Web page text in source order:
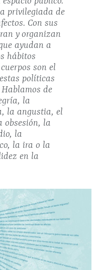
privilegiada de
Con sus
y organizan
ayudan a
hábitos
son el
políticas
de
la
la angustia, el
obsesión, la
la
la ira o la
en la